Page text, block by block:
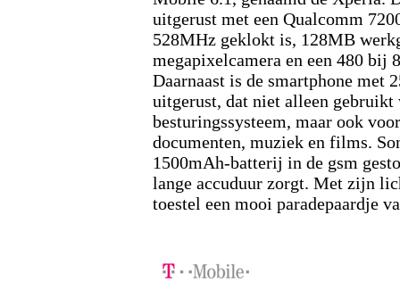
uitgerust met een Qualcomm
528MHz geklokt is, 128MB
megapixelcamera en een 480 bij
Daarnaast is de smartphone met
uitgerust, dat niet alleen gebruikt
besturingssysteem, maar ook
documenten, muziek en films.
1500mAh-batterij in de gsm
lange accuduur zorgt. Met zijn
toestel een mooi paradepaardje